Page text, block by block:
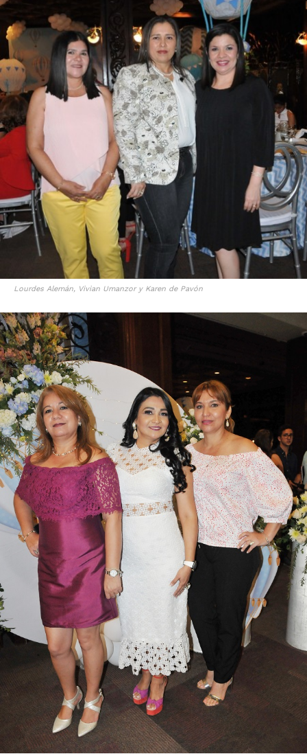
Lourdes Alemán, Vivian Umanzor y Karen de Pavón